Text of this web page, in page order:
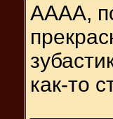
АААА,
как-то